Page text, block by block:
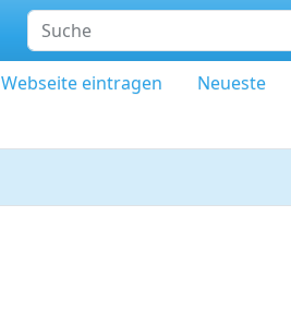
Webseite eintragen Neueste